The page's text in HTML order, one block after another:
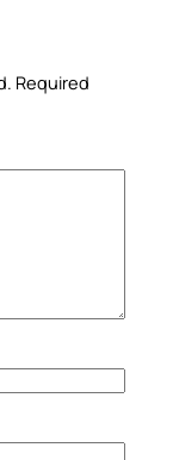
Required